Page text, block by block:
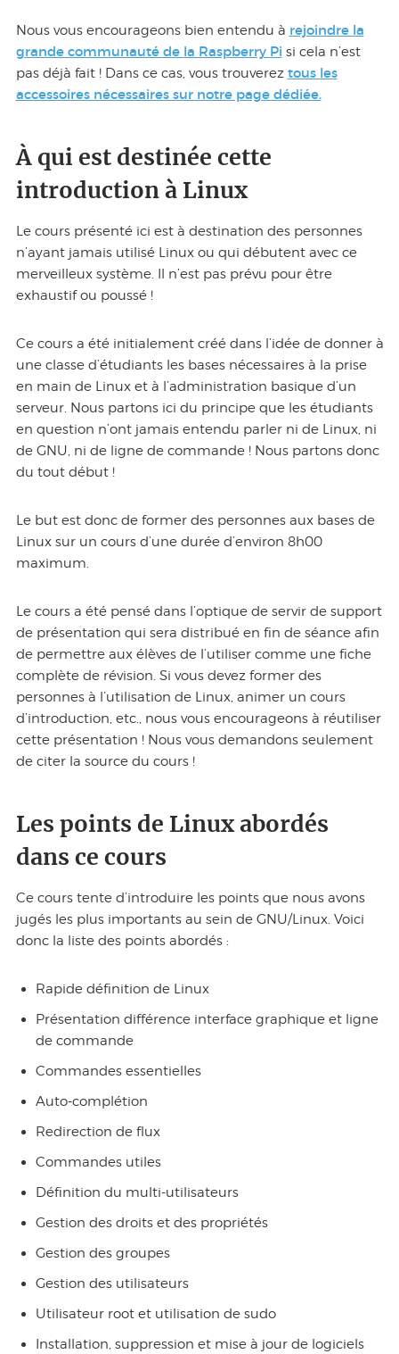
Nous vous encourageons bien entendu à rejoindre la
grande communauté de la Raspberry Pi si cela n’est
pas déjà fait ! Dans ce cas, vous trouverez tous les
accessoires nécessaires sur notre page dédiée.
À qui est destinée cette
introduction à Linux
Le cours présenté ici est à destination des personnes
n’ayant jamais utilisé Linux ou qui débutent avec ce
merveilleux système. Il n’est pas prévu pour être
exhaustif ou poussé !
Ce cours a été initialement créé dans l’idée de donner à
une classe d’étudiants les bases nécessaires à la prise
en main de Linux et à l’administration basique d’un
serveur. Nous partons ici du principe que les étudiants
en question n’ont jamais entendu parler ni de Linux, ni
de GNU, ni de ligne de commande ! Nous partons donc
du tout début !
Le but est donc de former des personnes aux bases de
Linux sur un cours d’une durée d’environ 8h00
maximum.
Le cours a été pensé dans l’optique de servir de support
de présentation qui sera distribué en fin de séance afin
de permettre aux élèves de l’utiliser comme une fiche
complète de révision. Si vous devez former des
personnes à l’utilisation de Linux, animer un cours
d’introduction, etc., nous vous encourageons à réutiliser
cette présentation ! Nous vous demandons seulement
de citer la source du cours !
Les points de Linux abordés
dans ce cours
Ce cours tente d’introduire les points que nous avons
jugés les plus importants au sein de GNU/Linux. Voici
donc la liste des points abordés :
Rapide définition de Linux
Présentation différence interface graphique et ligne
de commande
Commandes essentielles
Auto-complétion
Redirection de flux
Commandes utiles
Définition du multi-utilisateurs
Gestion des droits et des propriétés
Gestion des groupes
Gestion des utilisateurs
Utilisateur root et utilisation de sudo
Installation, suppression et mise à jour de logiciels